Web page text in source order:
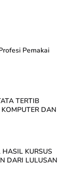
Pemakai
TERTIB
DAN
KURSUS
DARI LULUSAN